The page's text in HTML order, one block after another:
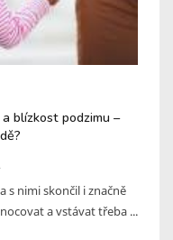
blízkost podzimu –
s nimi skončil i značně
a vstávat třeba ...